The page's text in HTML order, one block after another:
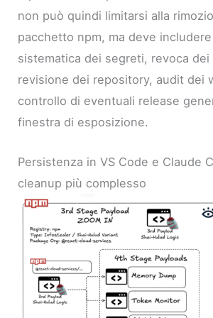
non può quindi limitarsi alla
pacchetto npm, ma deve
sistematica dei segreti, revoca dei
revisione dei repository, audit dei
controllo di eventuali release
finestra di esposizione.
Persistenza in VS Code e Claude
cleanup più complesso